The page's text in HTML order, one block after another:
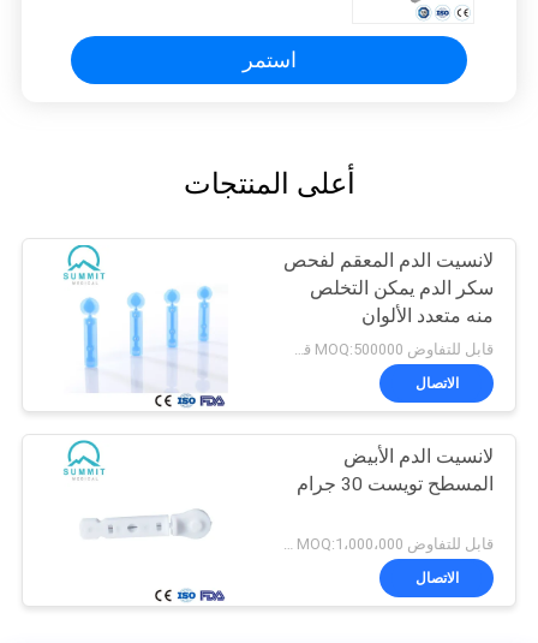
استمر
أعلى المنتجات
لانسيت الدم المعقم لفحص
سكر الدم يمكن التخلص
منه متعدد الألوان
الاتصال
لانسيت الدم الأبيض
المسطح تويست 30 جرام
قابل للتفاوض MOQ:1،000،000 جهاز كمبيوتر
الاتصال